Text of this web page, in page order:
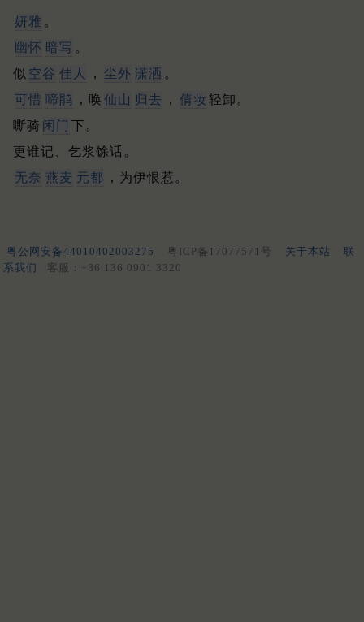
妍雅 。
幽怀 暗写 。
似 空谷 佳人 ， 尘外 潇洒 。
可惜 啼鹃 ，唤 仙山 归去 ， 倩妆 轻卸。
嘶骑 闲门 下。
更谁记、乞浆馀话。
无奈 燕麦 元都 ，为伊恨惹。
粤公网安备44010402003275 粤ICP备17077571号 关于本站
联
系我们
客服：+86 136 0901 3320